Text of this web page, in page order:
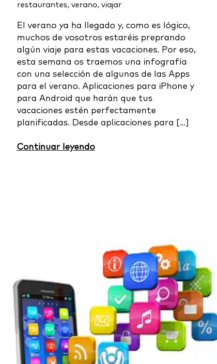
restaurantes, verano, viajar
El verano ya ha llegado y, como es lógico,
muchos de vosotros estaréis preprando
algún viaje para estas vacaciones. Por eso,
esta semana os traemos una infografía
con una selección de algunas de las Apps
para el verano. Aplicaciones para iPhone y
para Android que harán que tus
vacaciones estén perfectamente
planificadas. Desde aplicaciones para […]
Continuar leyendo